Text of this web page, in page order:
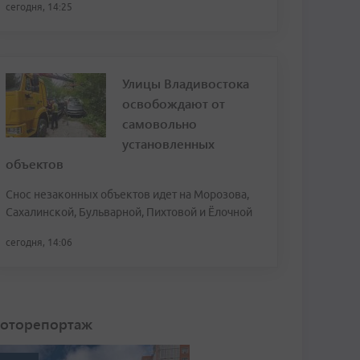
сегодня, 14:25
Улицы Владивостока
освобождают от
самовольно
установленных
объектов
Снос незаконных объектов идет на Морозова,
Сахалинской, Бульварной, Пихтовой и Ёлочной
сегодня, 14:06